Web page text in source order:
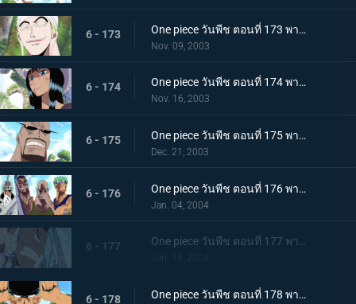
6 - 173 One piece วันพีช ตอนที่ 173 พากย์ไทย พลังอันไร้เทียมทาน! ร่างจริงของเอเนล "กระจ่างแล้ว"
Nov. 09, 2003
6 - 174 One piece วันพีช ตอนที่ 174 พากย์ไทย เมืองมายา! โบราณสถานแชนดร้าอันยิ่งใหญ่!!
Nov. 16, 2003
6 - 175 One piece วันพีช ตอนที่ 175 พากย์ไทย โอกาสรอด 0%!! ช็อปเปอร์ ปะทะ เทพผู้คุ้มกฎโอม
Dec. 21, 2003
6 - 176 One piece วันพีช ตอนที่ 176 พากย์ไทย ปีนต้นถั่วยักษ์สิ!! การต่อสู้เหนือโบราณสถาน
Jan. 04, 2004
6 - 177 One piece วันพีช ตอนที่ 177 พากย์ไทย แก่นแท้ของบททดสอบเหล็ก! เดธแมตช์กุหลาบขาว!
Jan. 18, 2004
6 - 178 One piece วันพีช ตอนที่ 178 พากย์ไทย เพลงดาบหลั่งไหล! โซโล ปะทะ เทพคุ้มกฎโอม!!